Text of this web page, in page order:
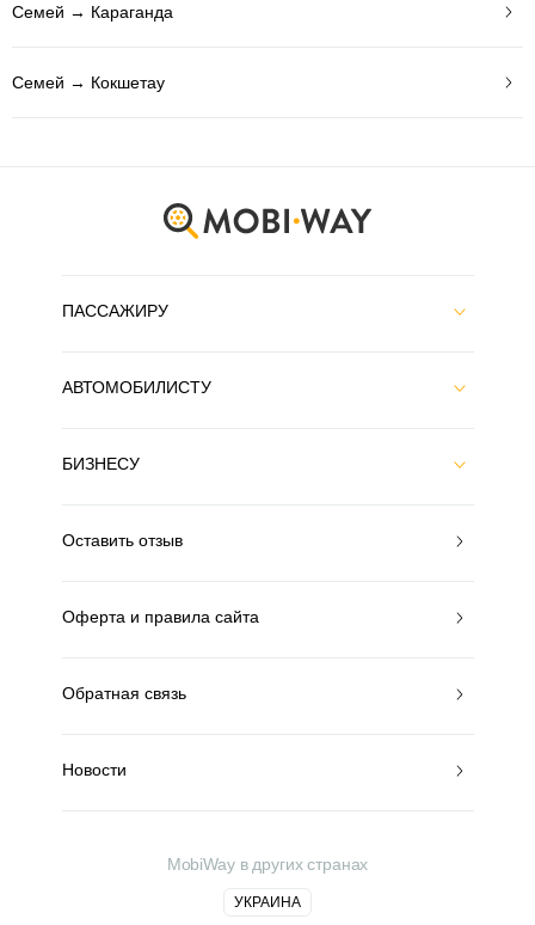
Семей → Караганда
Семей → Кокшетау
ПАССАЖИРУ
АВТОМОБИЛИСТУ
БИЗНЕСУ
Оставить отзыв
Оферта и правила сайта
Обратная связь
Новости
MobiWay в других странах
УКРАИНА